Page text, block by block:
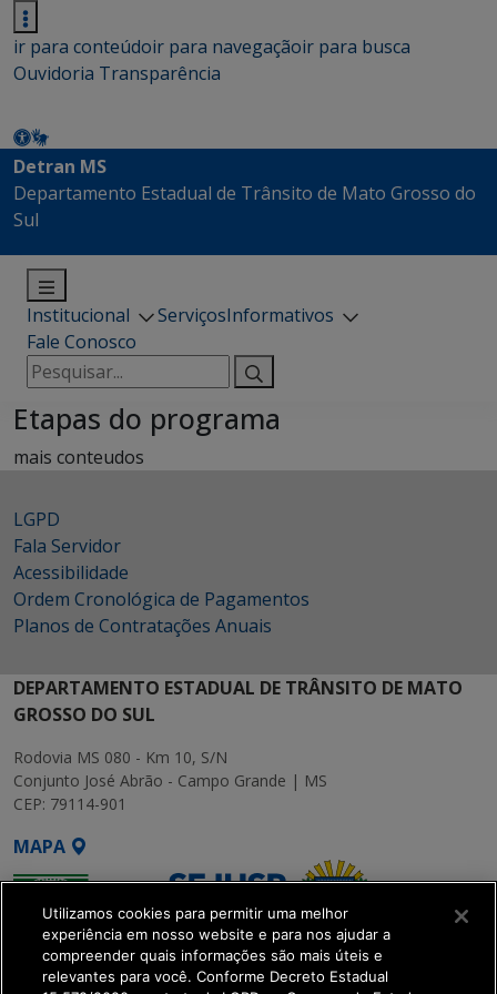
ir para conteúdoir para navegaçãoir para busca
Ouvidoria Transparência
Detran MS
Departamento Estadual de Trânsito de Mato Grosso do
Sul
Institucional ServiçosInformativos
Fale Conosco
Pesquisar
por:
Etapas do programa
mais conteudos
LGPD
Fala Servidor
Acessibilidade
Ordem Cronológica de Pagamentos
Planos de Contratações Anuais
DEPARTAMENTO ESTADUAL DE TRÂNSITO DE MATO
GROSSO DO SUL
Rodovia MS 080 - Km 10, S/N
Conjunto José Abrão - Campo Grande | MS
CEP: 79114-901
MAPA
Utilizamos cookies para permitir uma melhor
experiência em nosso website e para nos ajudar a
compreender quais informações são mais úteis e
relevantes para você. Conforme Decreto Estadual